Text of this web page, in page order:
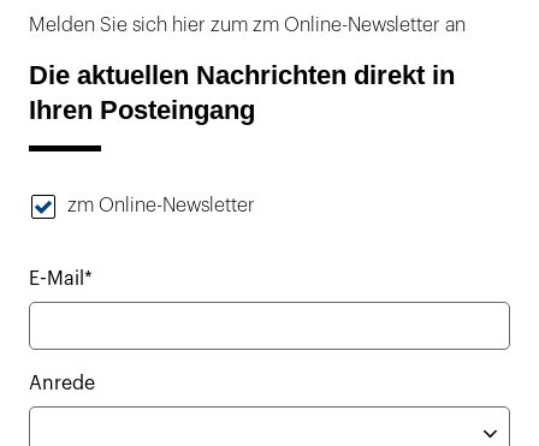
Melden Sie sich hier zum zm Online-Newsletter an
Die aktuellen Nachrichten direkt in
Ihren Posteingang
zm Online-Newsletter
E-Mail*
Anrede